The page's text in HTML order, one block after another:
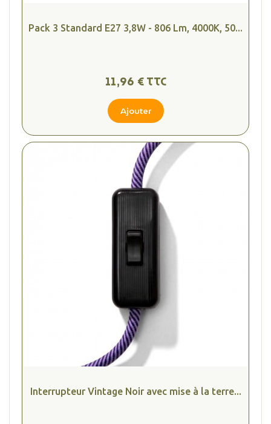
Pack 3 Standard E27 3,8W - 806 Lm, 4000K, 50...
11,96 € TTC
Ajouter
Interrupteur Vintage Noir avec mise à la terre...